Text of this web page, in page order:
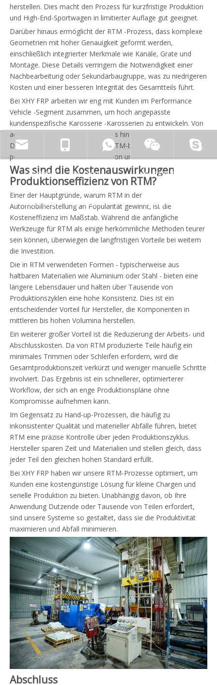
herstellen. Dies macht den Prozess für kurzfristige Produktion
und High-End-Sportwagen in limitierter Auflage gut geeignet.
Darüber hinaus ermöglicht der RTM -Prozess, dass komplexe
Geometrien mit hoher Genauigkeit geformt werden,
einschließlich integrierter Merkmale wie Kanäle, Grate und
Montage. Diese Details verringern die Notwendigkeit einer
Nachbearbeitung oder Sekundärbaugruppe, was zu niedrigeren
Kosten und einer besseren Integrität des Gesamtteils führt.
Bei XHY FRP arbeiten wir eng mit Kunden im Performance
Vehicle -Segment zusammen, um hoch angepasste
kundenspezifische Karosserie -Karosserien zu entwickeln. Von
aerodynamischen Stoßstangen bis hin zu leichten
Dachmodulen schließen unsere RTM-basierten Teile die
perfekte Balance zwischen Funktion und Form.
Was sind die Kostenauswirkungen und
Produktionseffizienz von RTM?
Einer der Hauptgründe, warum RTM in der
Automobilherstellung an Popularität gewinnt, ist die
Kosteneffizienz im Maßstab. Während die anfängliche
Werkzeuge für RTM als einige herkömmliche Methoden teurer
sein können, überwiegen die langfristigen Vorteile bei weitem
die Investition.
Die in RTM verwendeten Formen - typischerweise aus
haltbaren Materialien wie Aluminium oder Stahl - bieten eine
längere Lebensdauer und halten über Tausende von
Produktionszyklen eine hohe Konsistenz. Dies ist ein
entscheidender Vorteil für Hersteller, die Komponenten in
mittleren bis hohen Volumina herstellen.
Ein weiterer großer Vorteil ist die Reduzierung der Arbeits- und
Abschlusskosten. Da von RTM produzierte Teile häufig ein
minimales Trimmen oder Schleifen erfordern, wird die
Gesamtproduktionszeit verkürzt und weniger manuelle Schritte
involviert. Das Ergebnis ist ein schnellerer, optimierterer
Workflow, der sich an enge Produktionspläne ohne
Kompromisse aufnehmen kann.
Im Gegensatz zu Hand-up-Prozessen, die häufig zu
inkonsistenter Qualität und materieller Abfälle führen, bietet
RTM eine präzise Kontrolle über jeden Produktionszyklus.
Hersteller sparen Zeit und Materialien und stellen gleich, dass
jeder Teil den gleichen hohen Standard erfüllt.
Bei XHY FRP haben wir unsere RTM-Prozesse optimiert, um
Kunden eine kostengünstige Lösung für kleine Chargen und
serielle Produktion zu bieten. Unabhängig davon, ob Ihre
Anwendung Dutzende oder Tausende von Teilen erfordert,
sind unsere Systeme so gestaltet, dass sie die Produktivität
maximieren und Abfall minimieren.
Abschluss
zhyfrp@zhyfrp.com.cn
sale@zhyfrp.com.cn
sale03@zhyfrp.com.cn
+86 15801078718
+86 15005619161
+86 18297984288
+86 15005619161
+86 18297984288
+86 15005619161